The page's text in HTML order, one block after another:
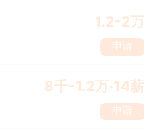
1.2-2万
申请
8千-1.2万·14薪
申请